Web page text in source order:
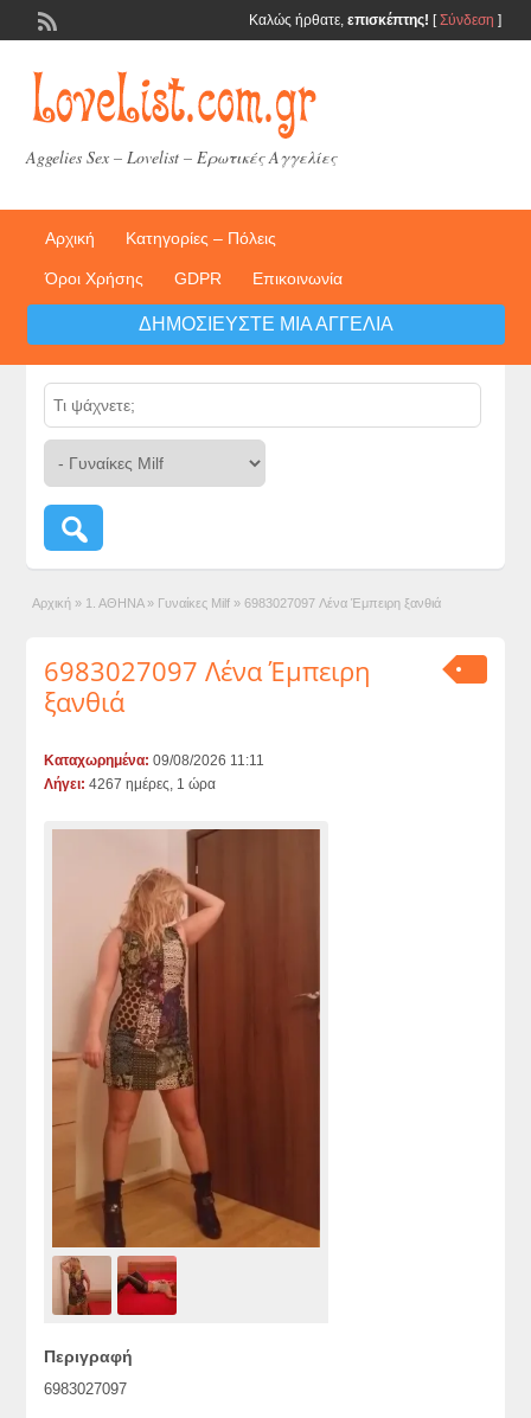
Καλώς ήρθατε, επισκέπτης! [Σύνδεση ]
Aggelies Sex – Lovelist – Ερωτικές Αγγελίες
Αρχική Κατηγορίες – Πόλεις
Όροι Χρήσης GDPR Επικοινωνία
ΔΗΜΟΣΙΕΎΣΤΕ ΜΙΑ ΑΓΓΕΛΊΑ
Αρχική » 1. ΑΘΗΝΑ » Γυναίκες Milf » 6983027097 Λένα Έμπειρη ξανθιά
6983027097 Λένα Έμπειρη
ξανθιά
Καταχωρημένα: 09/08/2026 11:11
Λήγει: 4267 ημέρες, 1 ώρα
Περιγραφή
6983027097